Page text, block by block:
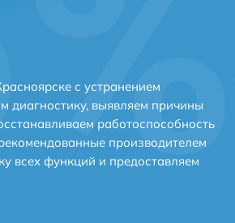
с устранением
диагностику, выявляем причины
работоспособность
производителем
всех функций и предоставляем